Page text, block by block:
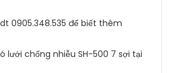
0905.348.535 để biết thêm
lưới chống nhiễu SH-500 7 sợi tại